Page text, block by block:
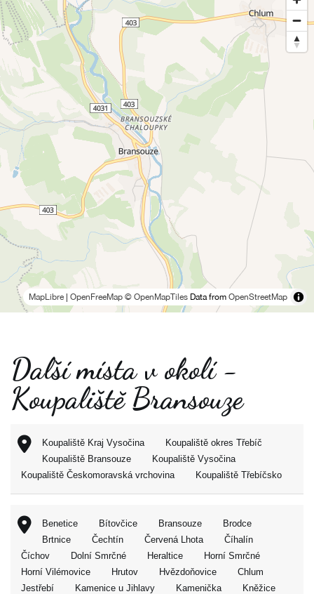
MapLibre OpenFreeMap © OpenMapTiles Data from OpenStreetMap
Další místa v okolí -
Koupaliště Bransouze
Koupaliště Kraj Vysočina
Koupaliště okres Třebíč
Koupaliště Bransouze
Koupaliště Vysočina
Koupaliště Českomoravská vrchovina
Koupaliště Třebíčsko
Benetice Bítovčice Bransouze
Brodce
Brtnice
Čechtín Červená Lhota
Číhalín
Číchov
Dolní Smrčné Heraltice
Horní Smrčné
Horní Vilémovice
Hrutov Hvězdoňovice
Chlum
Jestřebí
Kamenice u Jihlavy Kamenička Kněžice